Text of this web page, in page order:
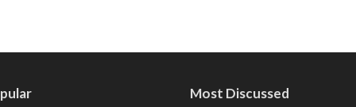
Most Discussed